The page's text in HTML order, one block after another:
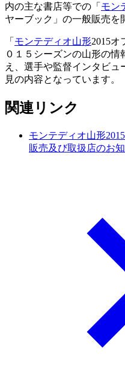
内の主な書店等での「 モン
ヤーブック」の一般販売を
「 モンテディオ山形2015オ
０１５シーズンの山形の
え、選手や監督インタビ
見の内容となっています。
関連リンク
モンテディオ山形
販売及び取扱店のお